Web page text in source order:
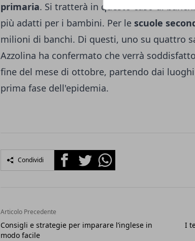
primaria. Si tratterà in questo caso di
più adatti per i bambini. Per le scuole
milioni di banchi. Di questi, uno su quattro
Azzolina ha confermato che verrà
fine del mese di ottobre, partendo dai
prima fase dell'epidemia.
Condividi FacebookTwitterWhatsapp
Articolo Precedente
Consigli e strategie per imparare l’inglese in
modo facile
I